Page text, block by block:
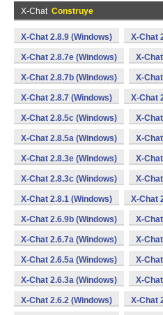
X-Chat Construye
X-Chat 2.8.9 (Windows) X-Chat
X-Chat 2.8.7e (Windows) X-
X-Chat 2.8.7b (Windows) X-
X-Chat 2.8.7 (Windows) X-Chat
X-Chat 2.8.5c (Windows) X-
X-Chat 2.8.5a (Windows) X-
X-Chat 2.8.3e (Windows) X-
X-Chat 2.8.3c (Windows) X-
X-Chat 2.8.1 (Windows) X-Chat
X-Chat 2.6.9b (Windows) X-
X-Chat 2.6.7a (Windows) X-
X-Chat 2.6.5a (Windows) X-
X-Chat 2.6.3a (Windows) X-
X-Chat 2.6.2 (Windows) X-Chat